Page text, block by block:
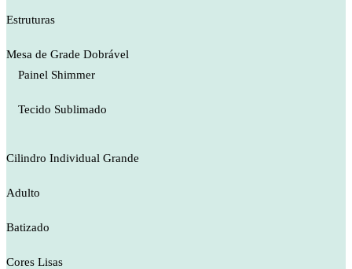
Estruturas
Mesa de Grade Dobrável
Painel Shimmer
Tecido Sublimado
Cilindro Individual Grande
Adulto
Batizado
Cores Lisas